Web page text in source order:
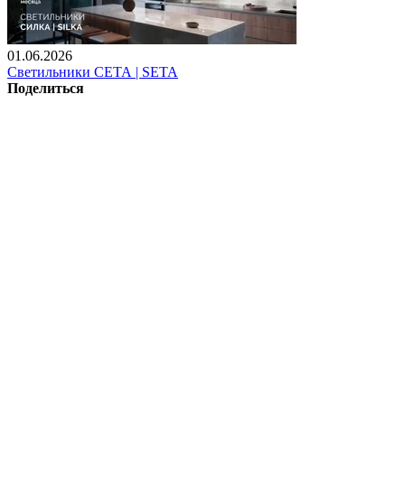
01.06.2026
Светильники СЕТА | SETA
Поделиться